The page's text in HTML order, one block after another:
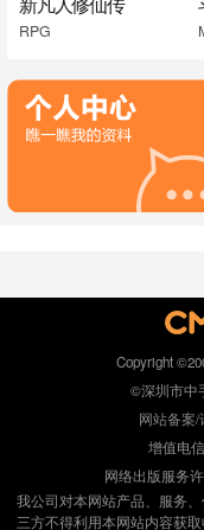
RPG
Copyright
©深圳市中
网站备案/
增值电
网络出版服务
我公司对本网站产品、服务
三方不得利用本网站内容获